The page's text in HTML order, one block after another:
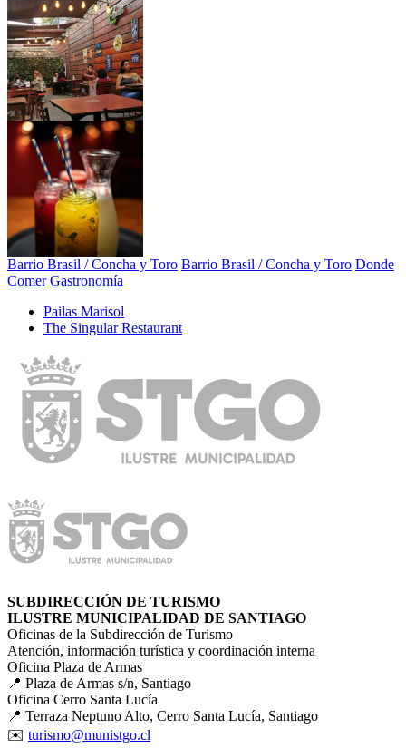
Barrio Brasil / Concha y Toro Barrio Brasil / Concha y Toro Donde
Comer Gastronomía
Pailas Marisol
The Singular Restaurant
SUBDIRECCIÓN DE TURISMO
ILUSTRE MUNICIPALIDAD DE SANTIAGO
Oficinas de la Subdirección de Turismo
Atención, información turística y coordinación interna
Oficina Plaza de Armas
📍 Plaza de Armas s/n, Santiago
Oficina Cerro Santa Lucía
📍 Terraza Neptuno Alto, Cerro Santa Lucía, Santiago
✉️ turismo@munistgo.cl